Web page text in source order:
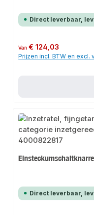
Direct leverbaar,
Normale prijs:
Van€ 124,03
Prijzen incl. BTW en excl.
Direct leverbaar,